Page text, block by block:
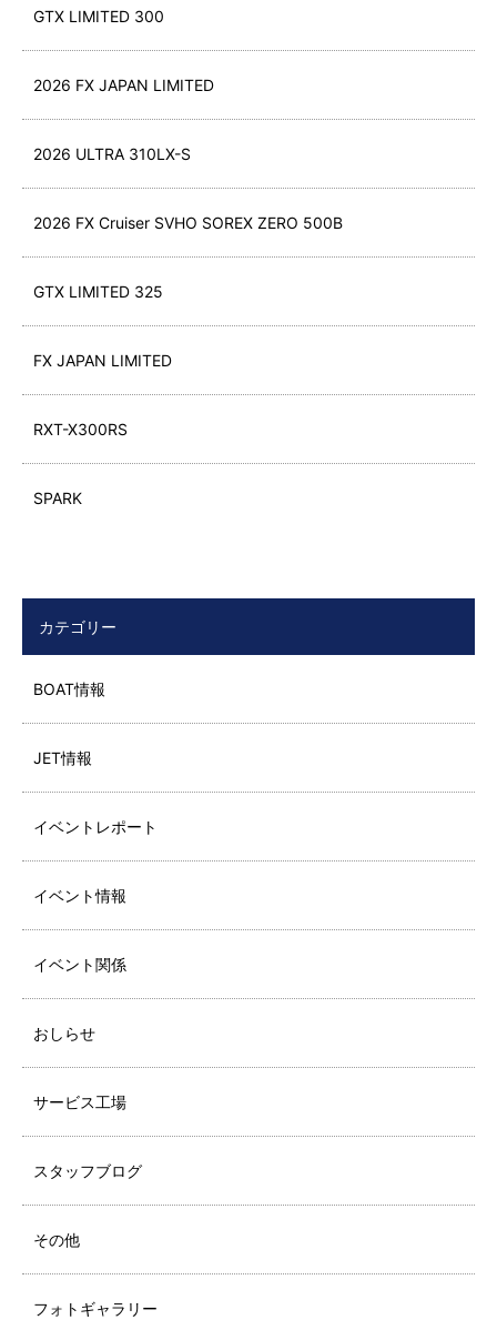
GTX LIMITED 300
2026 FX JAPAN LIMITED
2026 ULTRA 310LX-S
2026 FX Cruiser SVHO SOREX ZERO 500B
GTX LIMITED 325
FX JAPAN LIMITED
RXT-X300RS
SPARK
カテゴリー
BOAT情報
JET情報
イベントレポート
イベント情報
イベント関係
おしらせ
サービス工場
スタッフブログ
その他
フォトギャラリー